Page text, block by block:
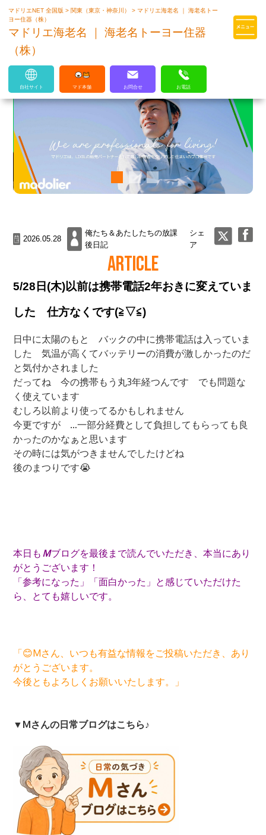
マドリエはLIXILの厳しい基準を
マドリエNET 全国版> 関東（東京・神奈川）>マドリエ海老名 ｜ 海老名トー
ヨー住器（株）
マドリエ海老名 ｜ 海老名トーヨー住器
（株）
自社サイト マド本舗 お問合せ お電話
2026.05.28
俺たち＆あたしたちの放課
後日記
シェ
ア
ARTICLE
5/28日(木)以前は携帯電話2年おきに変えていま
した 仕方なくです(⁠≧⁠▽⁠≦⁠)